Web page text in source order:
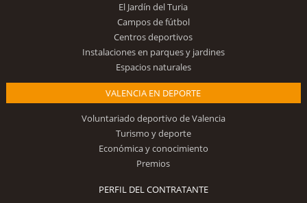
El Jardín del Turia
Campos de fútbol
Centros deportivos
Instalaciones en parques y jardines
Espacios naturales
VALENCIA EN DEPORTE
Voluntariado deportivo de Valencia
Turismo y deporte
Económica y conocimiento
Premios
PERFIL DEL CONTRATANTE